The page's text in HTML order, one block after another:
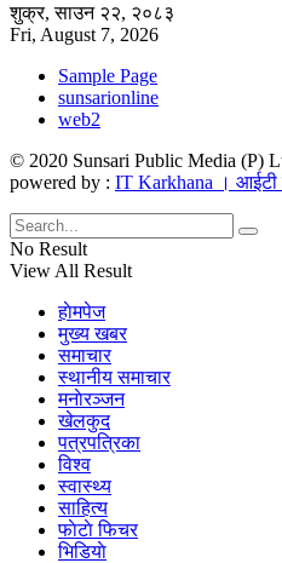
शुक्र, साउन २२, २०८३
Fri, August 7, 2026
Sample Page
sunsarionline
web2
© 2020 Sunsari Public Media (P)
powered by : IT Karkhana । आईटी
No Result
View All Result
हाेमपेज
मुख्य खबर
समाचार
स्थानीय समाचार
मनाेरञ्जन
खेलकुद
पत्रपत्रिका
विश्व
स्वास्थ्य
साहित्य
फाेटाे फिचर
भिडियाे